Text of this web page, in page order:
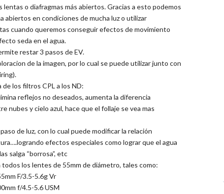
lentas o diafragmas más abiertos. Gracias a esto podemos
abiertos en condiciones de mucha luz o utilizar
cuando queremos conseguir efectos de movimiento
seda en el agua.
restar 3 pasos de EV.
de la imagen, por lo cual se puede utilizar junto con
los filtros CPL a los ND:
reflejos no deseados, aumenta la diferencia
nubes y cielo azul, hace que el follaje se vea mas
de luz, con lo cual puede modificar la relación
efectos especiales como lograr que el agua
salga “borrosa”, etc
los lentes de 55mm de diámetro, tales como:
F/3.5-5.6g Vr
f/4.5-5.6 USM